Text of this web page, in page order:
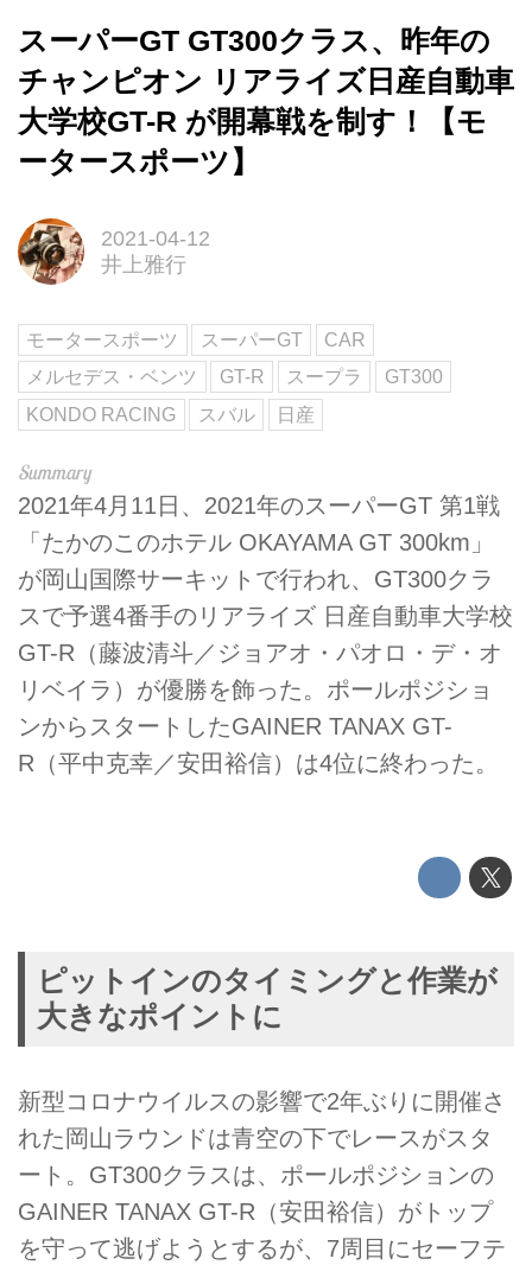
スーパーGT GT300クラス、昨年の
チャンピオン リアライズ日産自動車
大学校GT-R が開幕戦を制す！【モ
ータースポーツ】
2021-04-12
井上雅行
モータースポーツ スーパーGT
CAR
メルセデス・ベンツ
GT-R スープラ
GT300
KONDO RACING
スバル 日産
2021年4月11日、2021年のスーパーGT 第1戦
「たかのこのホテル OKAYAMA GT 300km」
が岡山国際サーキットで行われ、GT300クラ
スで予選4番手のリアライズ 日産自動車大学校
GT-R（藤波清斗／ジョアオ・パオロ・デ・オ
リベイラ）が優勝を飾った。ポールポジショ
ンからスタートしたGAINER TANAX GT-
R（平中克幸／安田裕信）は4位に終わった。
ピットインのタイミングと作業が
大きなポイントに
新型コロナウイルスの影響で2年ぶりに開催さ
れた岡山ラウンドは青空の下でレースがスタ
ート。GT300クラスは、ポールポジションの
GAINER TANAX GT-R（安田裕信）がトップ
を守って逃げようとするが、7周目にセーフテ